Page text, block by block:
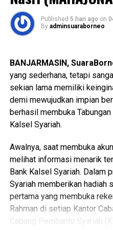
Messenger 0
karyawan/ti Bank Kalsel.
dapat meringankan beban
penerima manfaat sekaligus
Penyaluran bantuan ini
UPZ Bank Kalsel dalam
salah satu bentuk
sedekah yang diarahkan
kepada masyarakat yang
mendukung peningkatan
“Melalui bantuan tersebut,
diharapkan dapat lebih
pembelajaran tanpa harus
keterbatasan ekonomi
satu instrumen penting
sumber daya manusia
Published 5 hari ago on
By adminsuaraborneo
BANJARMASIN,
yang sederhana, tetapi
sekian lama memiliki
demi mewujudkan impian
berhasil membuka
Kalsel Syariah.
Awalnya, saat membuka
melihat informasi menarik
Bank Kalsel Syariah. Dalam
Syariah memberikan hadiah
pertama yang membuka
Rahman di setiap Kantor
Cabang Pembantu Syariah